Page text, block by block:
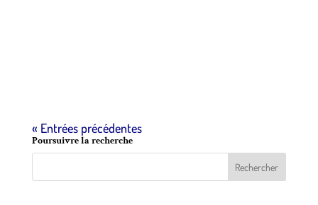
« Entrées précédentes
Poursuivre la recherche